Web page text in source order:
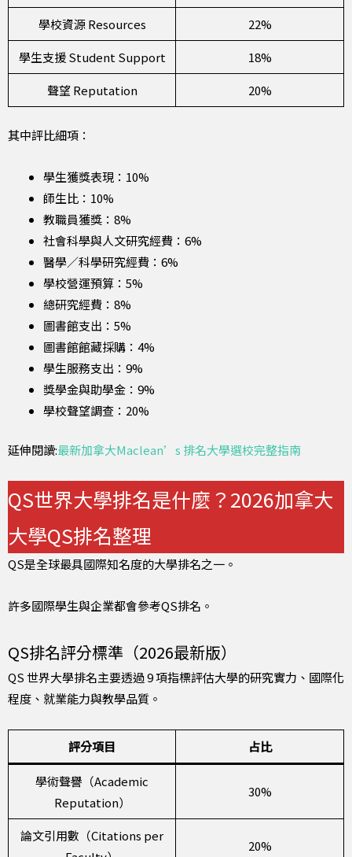
學校資源 Resources
22%
學生支援 Student Support
18%
聲望 Reputation
20%
其中評比細項：
學生獲獎表現：10%
師生比：10%
教職員獲獎：8%
社會科學與人文研究經費：6%
醫學／科學研究經費：6%
學校營運預算：5%
總研究經費：8%
圖書館支出：5%
圖書館館藏採購：4%
學生服務支出：9%
獎學金與助學金：9%
學校聲望調查：20%
延伸閱讀:最新加拿大Maclean’s 排名大學選校完整指南
QS世界大學排名是什麼？2026加拿大
大學QS排名整理
QS是全球最具國際知名度的大學排名之一。
許多國際學生與企業都會參考QS排名。
QS排名評分標準（2026最新版）
QS 世界大學排名主要透過 9 項指標評估大學的研究實力、國際化
程度、就業能力與教學品質。
評分項目 占比
學術聲譽（Academic
Reputation）
30%
論文引用數（Citations per
20%